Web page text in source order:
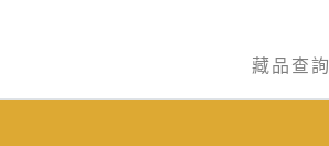
藏品查詢